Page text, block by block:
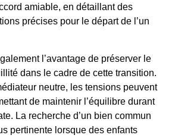
amiable, en détaillant des
précises pour le départ de l’un
l’avantage de préserver le
dans le cadre de cette transition.
neutre, les tensions peuvent
de maintenir l’équilibre durant
La recherche d’un bien commun
pertinente lorsque des enfants